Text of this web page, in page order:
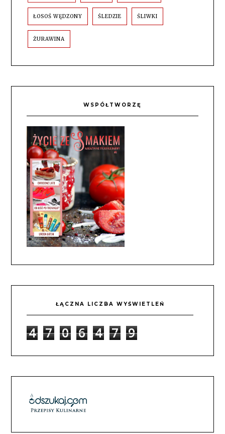
ŁOSOŚ WĘDZONY ŚLEDZIE ŚLIWKI
ŻURAWINA
WSPÓŁTWORZĘ
ŁĄCZNA LICZBA WYŚWIETLEŃ
4 7 0 6 4 7 9